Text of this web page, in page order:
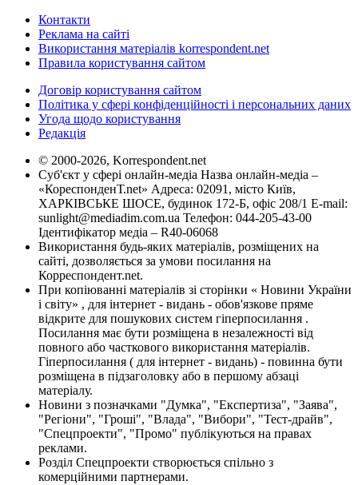
Контакти
Реклама на сайті
Використання матеріалів korrespondent.net
Правила користування сайтом
Договір користування сайтом
Політика у сфері конфіденційності і персональних даних
Угода щодо користування
Редакція
© 2000-2026, Korrespondent.net
Суб'єкт у сфері онлайн-медіа Назва онлайн-медіа –
«КореспонденТ.net» Адреса: 02091, місто Київ,
ХАРКІВСЬКЕ ШОСЕ, будинок 172-Б, офіс 208/1 E-mail:
sunlight@mediadim.com.ua Телефон: 044-205-43-00
Ідентифікатор медіа – R40-06068
Використання будь-яких матеріалів, розміщених на
сайті, дозволяється за умови посилання на
Корреспондент.net.
При копіюванні матеріалів зі сторінки « Новини України
і світу» , для інтернет - видань - обов'язкове пряме
відкрите для пошукових систем гіперпосилання .
Посилання має бути розміщена в незалежності від
повного або часткового використання матеріалів.
Гіперпосилання ( для інтернет - видань) - повинна бути
розміщена в підзаголовку або в першому абзаці
матеріалу.
Новини з позначками "Думка", "Експертиза", "Заява",
"Регіони", "Гроші", "Влада", "Вибори", "Тест-драйв",
"Спецпроекти", "Промо" публікуються на правах
реклами.
Розділ Спецпроекти створюється спільно з
комерційними партнерами.